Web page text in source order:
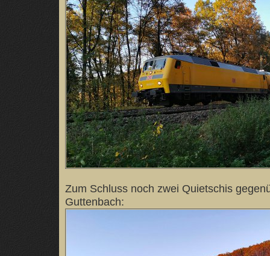
Zum Schluss noch zwei Quietschis
Guttenbach: